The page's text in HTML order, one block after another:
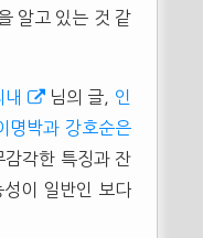
알고 있는 것 같
님의 글,
인
명박과 강호순은
감각한 특징과 잔
이 일반인 보다